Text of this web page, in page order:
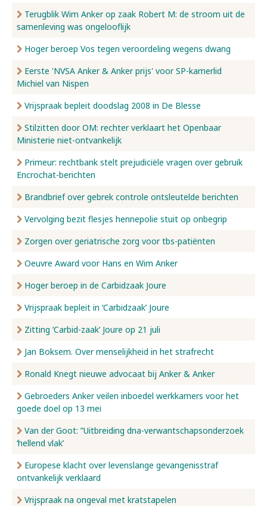
Terugblik Wim Anker op zaak Robert M: de stroom uit de
samenleving was ongelooflijk
Hoger beroep Vos tegen veroordeling wegens dwang
Eerste 'NVSA Anker & Anker prijs' voor SP-kamerlid
Michiel van Nispen
Vrijspraak bepleit doodslag 2008 in De Blesse
Stilzitten door OM: rechter verklaart het Openbaar
Ministerie niet-ontvankelijk
Primeur: rechtbank stelt prejudiciële vragen over gebruik
Encrochat-berichten
Brandbrief over gebrek controle ontsleutelde berichten
Vervolging bezit flesjes hennepolie stuit op onbegrip
Zorgen over geriatrische zorg voor tbs-patiënten
Oeuvre Award voor Hans en Wim Anker
Hoger beroep in de Carbidzaak Joure
Vrijspraak bepleit in ‘Carbidzaak’ Joure
Zitting ‘Carbid-zaak’ Joure op 21 juli
Jan Boksem. Over menselijkheid in het strafrecht
Ronald Knegt nieuwe advocaat bij Anker & Anker
Gebroeders Anker veilen inboedel werkkamers voor het
goede doel op 13 mei
Van der Goot: ”Uitbreiding dna-verwantschapsonderzoek
‘hellend vlak’
Europese klacht over levenslange gevangenisstraf
ontvankelijk verklaard
Vrijspraak na ongeval met kratstapelen